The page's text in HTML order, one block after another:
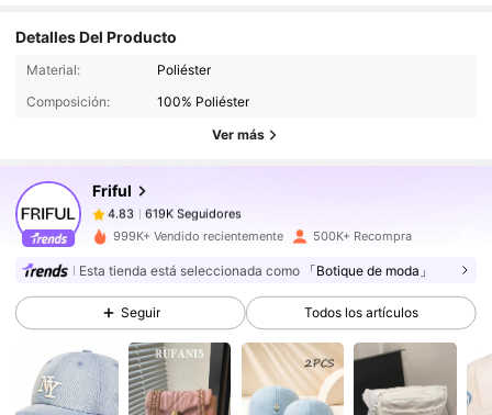
Detalles Del Producto
Material:
Poliéster
Composición:
100% Poliéster
Ver más
Friful
619K Seguidores
j***o pagóHace 1 día
4.83 619K Seguidores
4.83 619K Seguidores
999K+ Vendido recientemente 500K+ Recompra
Esta tienda está seleccionada como 「Botique de moda」
Seguir Todos los artículos